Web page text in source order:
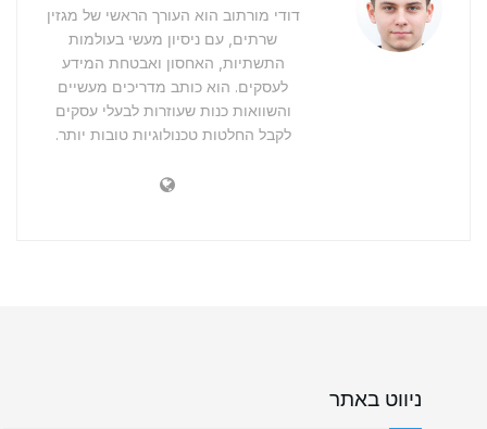
דודי מורתוב הוא העורך הראשי של מגזין
שרתים, עם ניסיון מעשי בעולמות
התשתיות, האחסון ואבטחת המידע
לעסקים. הוא כותב מדריכים מעשיים
והשוואות כנות שעוזרות לבעלי עסקים
לקבל החלטות טכנולוגיות טובות יותר.
ניווט באתר